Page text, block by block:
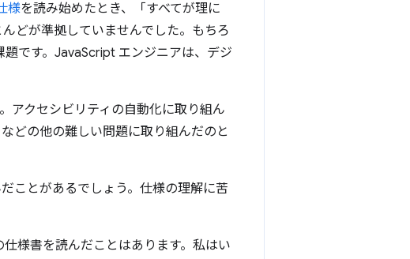
様を読み始めたとき、「すべてが理に
どが準拠していませんでした。もちろ
です。JavaScript エンジニアは、デジ
アクセシビリティの自動化に取り組ん
どの他の難しい問題に取り組んだのと
ことがあるでしょう。仕様の理解に苦
様書を読んだことはあります。私はい